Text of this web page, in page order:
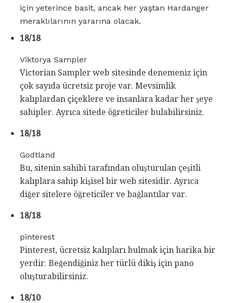
için yeterince basit, ancak her yaştan Hardanger
meraklılarının yararına olacak.
18/18
Viktorya Sampler
Victorian Sampler web sitesinde denemeniz için
çok sayıda ücretsiz proje var. Mevsimlik
kalıplardan çiçeklere ve insanlara kadar her şeye
sahipler. Ayrıca sitede öğreticiler bulabilirsiniz.
18/18
Godtland
Bu, sitenin sahibi tarafından oluşturulan çeşitli
kalıplara sahip kişisel bir web sitesidir. Ayrıca
diğer sitelere öğreticiler ve bağlantılar var.
18/18
pinterest
Pinterest, ücretsiz kalıpları bulmak için harika bir
yerdir. Beğendiğiniz her türlü dikiş için pano
oluşturabilirsiniz.
18/10